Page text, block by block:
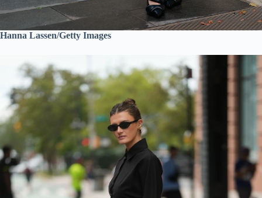
Hanna Lassen/Getty Images